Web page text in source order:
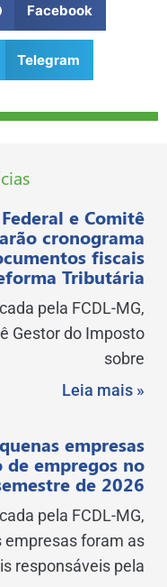
Facebook
Telegram
e Comitê
cronograma
fiscais
Tributária
pela FCDL-MG,
Gestor do Imposto
sobre
Leia mais »
empresas
empregos no
de 2026
pela FCDL-MG,
empresas foram as
responsáveis pela